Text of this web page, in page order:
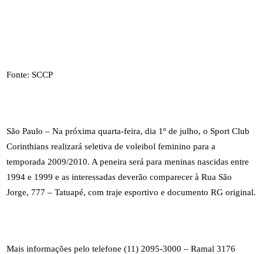
Fonte: SCCP
São Paulo – Na próxima quarta-feira, dia 1º de julho, o Sport Club
Corinthians realizará seletiva de voleibol feminino para a
temporada 2009/2010. A peneira será para meninas nascidas entre
1994 e 1999 e as interessadas deverão comparecer à Rua São
Jorge, 777 – Tatuapé, com traje esportivo e documento RG original.
Mais informações pelo telefone (11) 2095-3000 – Ramal 3176